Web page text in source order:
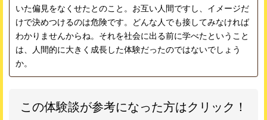
いた偏見をなくせたとのこと。お互い人間ですし、イメージだ
けで決めつけるのは危険です。どんな人でも接してみなければ
わかりませんからね。それを社会に出る前に学べたということ
は、人間的に大きく成長した体験だったのではないでしょう
か。
この体験談が参考になった方はクリック！